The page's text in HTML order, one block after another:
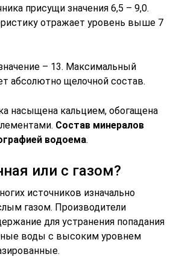
присущи значения 6,5 – 9,0.
отражает уровень выше 7
– 13. Максимальный
абсолютно щелочной состав.
насыщена кальцием, обогащена
Состав минералов
водоема.
или с газом?
источников изначально
газом. Производители
для устранения попадания
воды с высоким уровнем